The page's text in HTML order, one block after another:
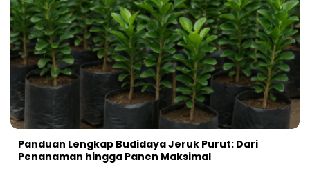
Panduan Lengkap Budidaya Jeruk Purut: Dari
Penanaman hingga Panen Maksimal